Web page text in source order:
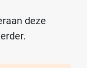
deze